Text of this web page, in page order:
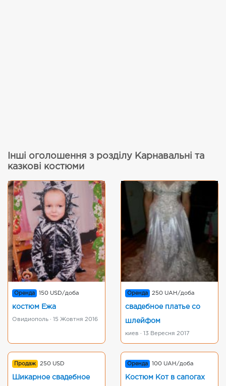
Інші оголошення з розділу Карнавальні та
казкові костюми
Оренда 150 USD/доба
костюм Ежа
Овидиополь · 15 Жовтня 2016
Оренда 250 UAH/доба
свадебное платье со
шлейфом
киев · 13 Вересня 2017
Продаж 250 USD
Шикарное свадебное
Оренда 100 UAH/доба
Костюм Кот в сапогах